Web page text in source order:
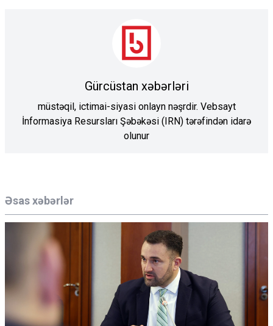
Əsas xəbərlər
Gürcüstan xəbərləri
müstəqil, ictimai-siyasi onlayn nəşrdir. Vebsayt
İnformasiya Resursları Şəbəkəsi (IRN) tərəfindən idarə
olunur